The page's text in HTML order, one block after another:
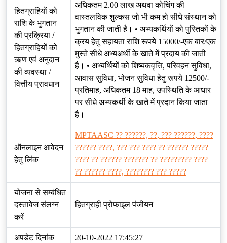
हितग्राहियों को
राशि के भुगतान
की प्रक्रिया /
हितग्राहियों को
ऋण एवं अनुदान
की व्यवस्था /
वित्तीय प्रावधान
अधिकतम 2.00 लाख अथवा कोचिंग की
वास्तलविक शुल्कस जो भी कम हो सीधे संस्थान को
भुगतान की जाती है। • अभ्यकर्थियों को पुस्तिकों के
क्रय हेतु सहायता राशि रूपये 15000/-एक बार/एक
मुस्ते सीधे अभ्यअर्थी के खाते में प्रदाय की जाती
है। • अभ्य‍र्थियों को शिष्यकवृत्ति, परिवहन सुविधा,
आवास सुविधा, भोजन सुविधा हेतु रूपये 12500/-
प्रतिमाह, अधिकतम 18 माह, उपस्थिति के आधार
पर सीधे अभ्यकर्थी के खाते में प्रदान किया जाता
है।
ऑनलाइन आवेदन
हेतु लिंक
MPTAASC ?? ??????, ??, ??? ??????, ????
?????? ????, ??? ??? ???? ?? ?????? ?????
???? ?? ?????? ??????? ?? ????????? ????
?? ?????? ????, ???????? ??? ?????
योजना से सम्बंधित
दस्तावेज संलग्न
करें
हितग्राही प्रोफाइल पंजीयन
अपडेट दिनांक 20-10-2022 17:45:27